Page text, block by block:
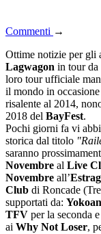
Commenti →
Ottime notizie per gli
Lagwagon in tour da
loro tour ufficiale
il mondo in
risalente al 2014,
2018 del BayFest.
Pochi giorni fa vi
storica dal titolo
saranno
Novembre al Live
Novembre all’
Club di Roncade
supportati da:
TFV per la seconda
ai Why Not Loser,